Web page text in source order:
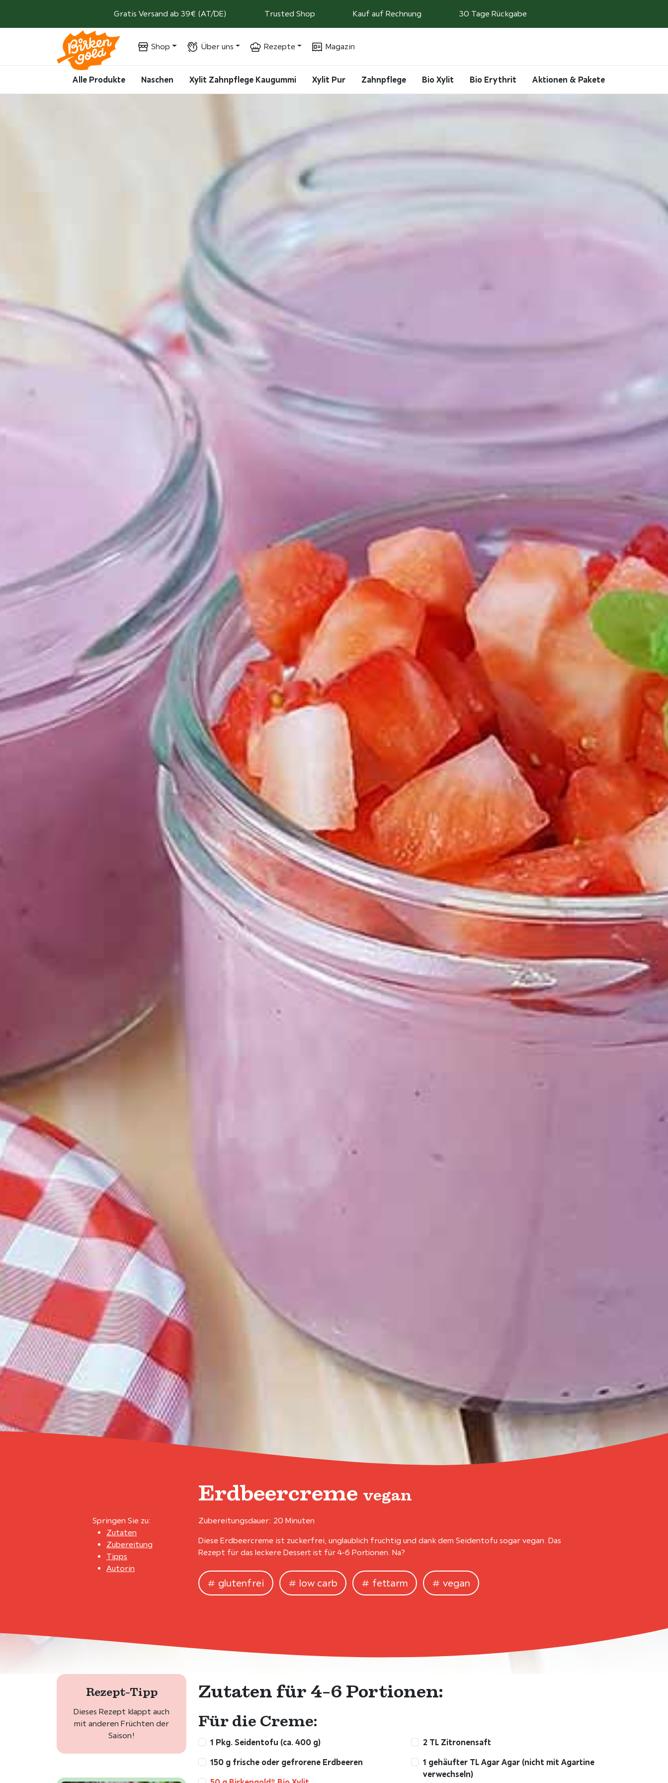
Gratis Versand ab 39€ (AT/DE) Trusted Shop Kauf auf Rechnung 30 Tage Rückgabe
Shop Über uns Rezepte Magazin
Alle Produkte Naschen Xylit Zahnpflege Kaugummi Xylit Pur Zahnpflege Bio Xylit Bio Erythrit Aktionen & Pakete
Erdbeercreme vegan
Springen Sie zu:
Zutaten
Zubereitung
Tipps
Autorin
Zubereitungsdauer: 20 Minuten
Diese Erdbeercreme ist zuckerfrei, unglaublich fruchtig und dank dem Seidentofu sogar vegan. Das
Rezept für das leckere Dessert ist für 4-6 Portionen. Na?
glutenfrei low carb fettarm vegan
Zutaten für 4-6 Portionen:
Für die Creme:
1 Pkg. Seidentofu (ca. 400 g)
150 g frische oder gefrorene Erdbeeren
2 TL Zitronensaft
1 gehäufter TL Agar Agar (nicht mit Agartine
verwechseln)
Rezept-Tipp
Dieses Rezept klappt auch
mit anderen Früchten der
Saison!